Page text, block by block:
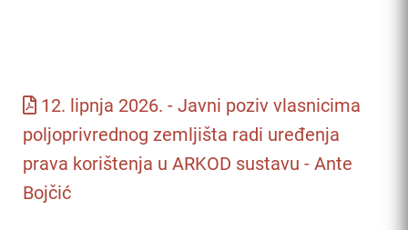
12. lipnja 2026. - Javni poziv vlasnicima
poljoprivrednog zemljišta radi uređenja
prava korištenja u ARKOD sustavu - Ante
Bojčić